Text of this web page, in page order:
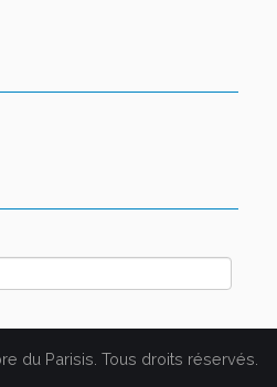
du Parisis. Tous droits réservés.